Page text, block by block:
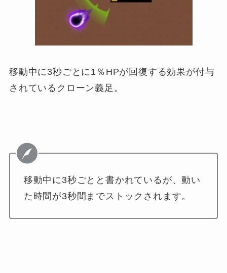
移動中に3秒ごとに1％HPが回復する効果が付与
されているクローン義足。
移動中に3秒ごとと書かれているが、動い
た時間が3秒間までストックされます。